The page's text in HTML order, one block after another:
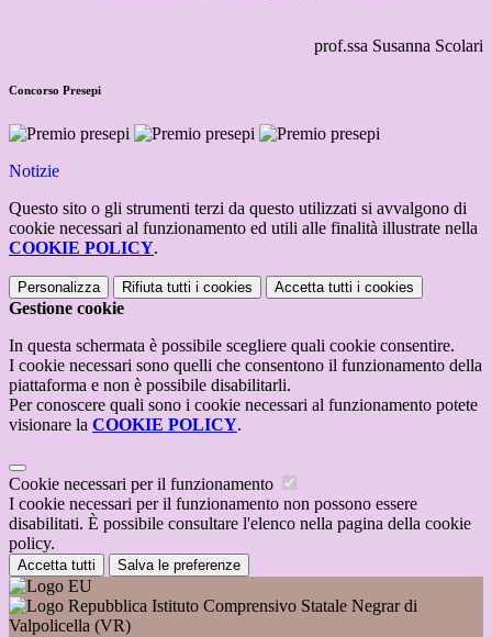
prof.ssa Susanna Scolari
Concorso Presepi
Notizie
Questo sito o gli strumenti terzi da questo utilizzati si avvalgono di
cookie necessari al funzionamento ed utili alle finalità illustrate nella
COOKIE POLICY.
Personalizza Rifiuta tutti i cookies Accetta tutti i cookies
Gestione cookie
In questa schermata è possibile scegliere quali cookie consentire.
I cookie necessari sono quelli che consentono il funzionamento della
piattaforma e non è possibile disabilitarli.
Per conoscere quali sono i cookie necessari al funzionamento potete
visionare la COOKIE POLICY.
Cookie necessari per il funzionamento
I cookie necessari per il funzionamento non possono essere
disabilitati. È possibile consultare l'elenco nella pagina della cookie
policy.
Accetta tutti Salva le preferenze
Istituto Comprensivo Statale Negrar di
Valpolicella (VR)